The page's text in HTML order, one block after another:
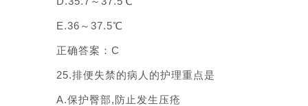
E.36～37.5℃
正确答案：C
25.排便失禁的病人的护理重点是
A.保护臀部,防止发生压疮